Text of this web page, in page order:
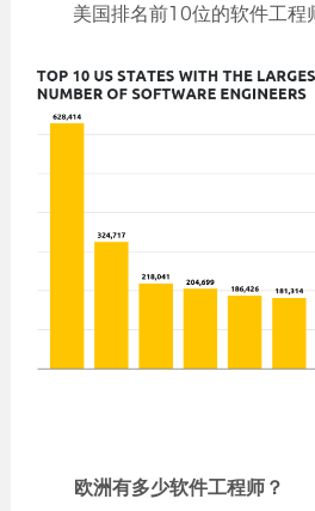
美国排名前10位的软件工程
欧洲有多少软件工程师？